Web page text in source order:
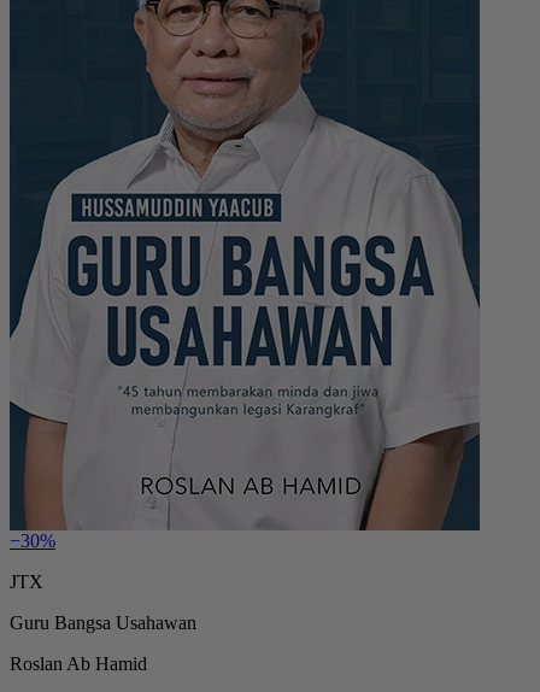
−30%
JTX
Guru Bangsa Usahawan
Roslan Ab Hamid